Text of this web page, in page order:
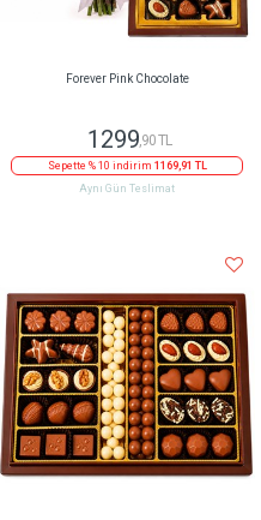
Forever Pink Chocolate
1299,90 TL
Sepette % 10 indirim 1169,91 TL
Aynı Gün Teslimat